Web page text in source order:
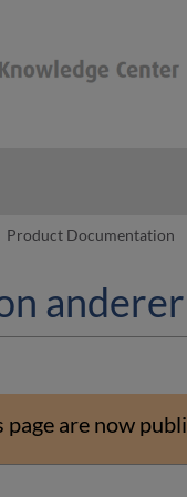
global
Product Documentation
are now